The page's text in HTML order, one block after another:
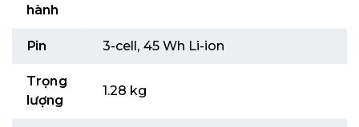
hành
Pin 3-cell, 45 Wh Li-ion
Trọng
lượng
1.28 kg